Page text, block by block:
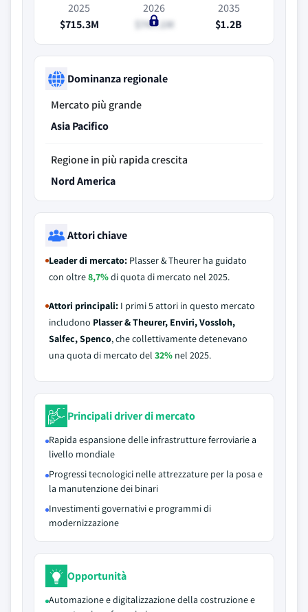
2025
$715.3M
2026
$747.1M
2035
$1.2B
Dominanza regionale
Mercato più grande
Asia Pacifico
Regione in più rapida crescita
Nord America
Attori chiave
Leader di mercato: Plasser & Theurer ha guidato
con oltre8,7%di quota di mercato nel 2025.
Attori principali: I primi 5 attori in questo mercato
includono Plasser & Theurer, Enviri, Vossloh,
Salfec, Spenco, che collettivamente detenevano
una quota di mercato del 32% nel 2025.
Principali driver di mercato
Rapida espansione delle infrastrutture ferroviarie a
livello mondiale
Progressi tecnologici nelle attrezzature per la posa e
la manutenzione dei binari
Investimenti governativi e programmi di
modernizzazione
Opportunità
Automazione e digitalizzazione della costruzione e